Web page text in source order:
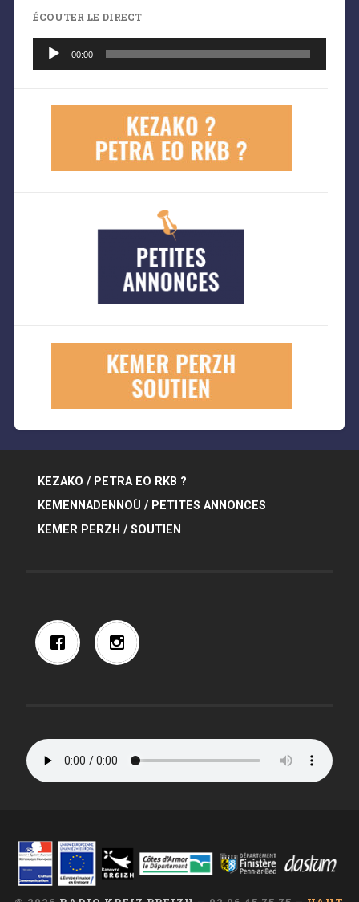
ÉCOUTER LE DIRECT
audio
00:00
KEZAKO / PETRA EO RKB ?
KEMENNADENNOÙ / PETITES ANNONCES
KEMER PERZH / SOUTIEN